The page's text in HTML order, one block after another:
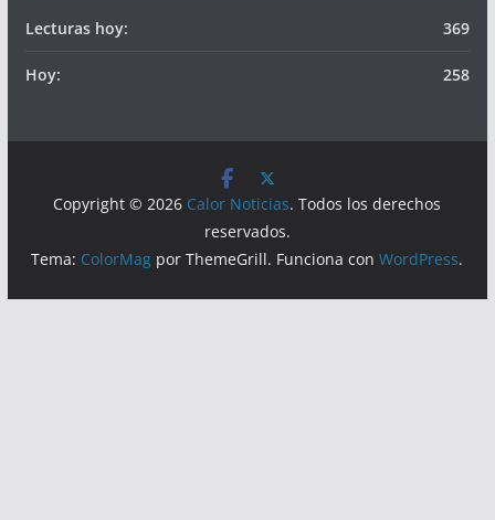
369
Lecturas hoy:
258
Hoy:
Copyright © 2026 Calor Noticias. Todos los derechos
reservados.
Tema: ColorMag por ThemeGrill. Funciona conWordPress.